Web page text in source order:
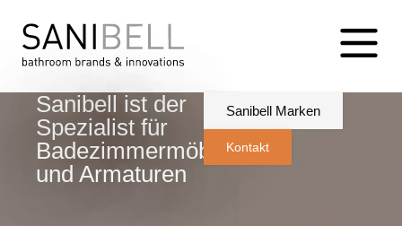
Sanibell ist der
Spezialist für
Badezimmermöbel
und Armaturen
Sanibell Marken
Kontakt